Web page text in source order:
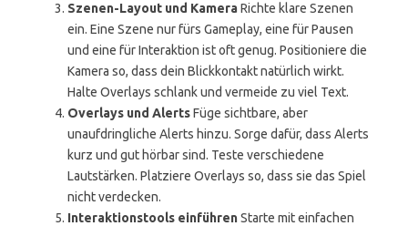
Szenen-Layout und KameraRichte klare Szenen
ein. Eine Szene nur fürs Gameplay, eine für Pausen
und eine für Interaktion ist oft genug. Positioniere die
Kamera so, dass dein Blickkontakt natürlich wirkt.
Halte Overlays schlank und vermeide zu viel Text.
Overlays und AlertsFüge sichtbare, aber
unaufdringliche Alerts hinzu. Sorge dafür, dass Alerts
kurz und gut hörbar sind. Teste verschiedene
Lautstärken. Platziere Overlays so, dass sie das Spiel
nicht verdecken.
Interaktionstools einführenStarte mit einfachen